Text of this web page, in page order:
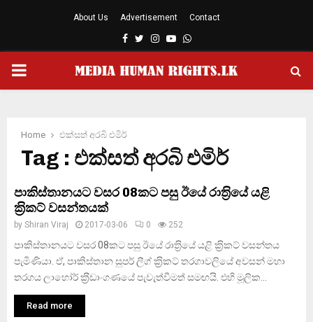
About Us Advertisement Contact
Facebook
TwitterInstagram
YoutubeWhatsapp
PRIMARY
Home එක්සත් අරබි එමිර්
Tag : එක්සත් අරබි එමිර්
පාකිස්තානයට වසර 08කට පසු ඊයේ රාත‍්‍රියේ යළි
ක‍්‍රිකට් වසන්තයක්
by Shiran Viraj 2017-03-06 0 252
පාකිස්තානයට වසර 08කට පසු ඊයේ රාත‍්‍රියේ යළි ක‍්‍රිකට් වසන්තය
පැමිණියා. ඒ, පාකිස්තාන සුපර් ලීග් ක‍්‍රිකට් තරගාවලියේ අවසන් මහා
තරගය ලාහෝර් ක‍්‍රීඩාංගණයේ පැවැත්වීමත් සමඟයි. එහි මූලික...
Read more